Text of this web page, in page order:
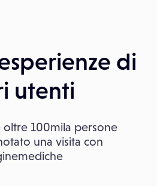
di
utenti
oltre 100mila persone
una visita con